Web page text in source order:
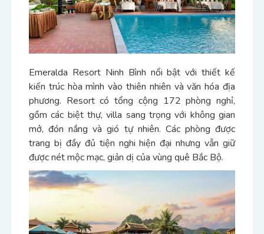
Emeralda Resort Ninh Bình nổi bật với thiết kế
kiến trúc hòa mình vào thiên nhiên và văn hóa địa
phương. Resort có tổng cộng 172 phòng nghỉ,
gồm các biệt thự, villa sang trọng với không gian
mở, đón nắng và gió tự nhiên. Các phòng được
trang bị đầy đủ tiện nghi hiện đại nhưng vẫn giữ
được nét mộc mạc, giản dị của vùng quê Bắc Bộ.